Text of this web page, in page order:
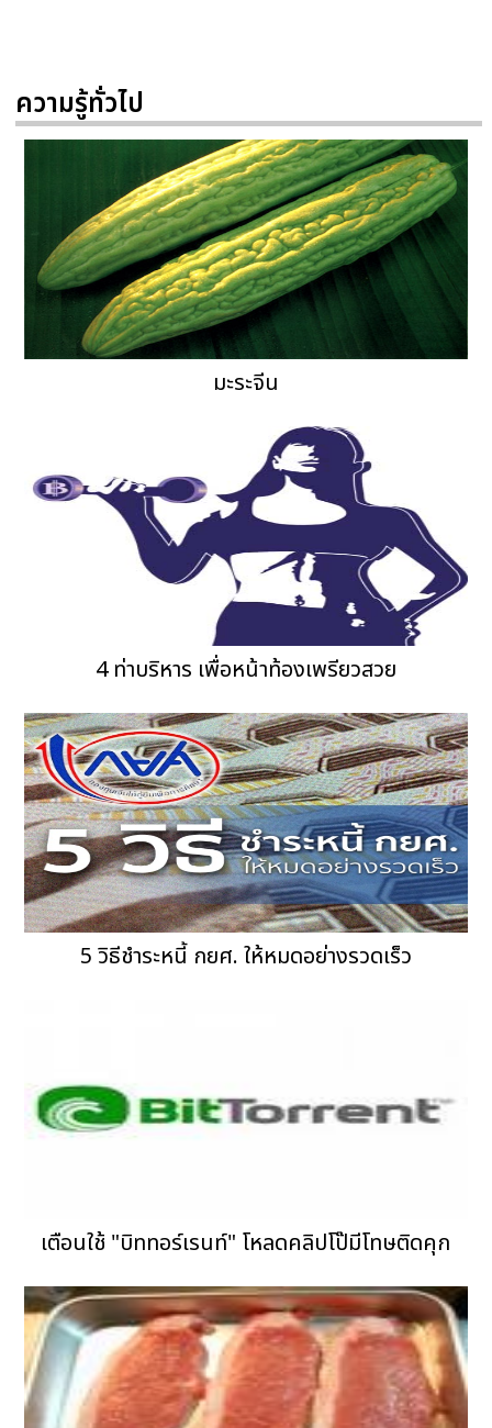
ความรู้ทั่วไป
มะระจีน
4 ท่าบริหาร เพื่อหน้าท้องเพรียวสวย
5 วิธีชำระหนี้ กยศ. ให้หมดอย่างรวดเร็ว
เตือนใช้ "บิททอร์เรนท์" โหลดคลิปโป๊มีโทษติดคุก